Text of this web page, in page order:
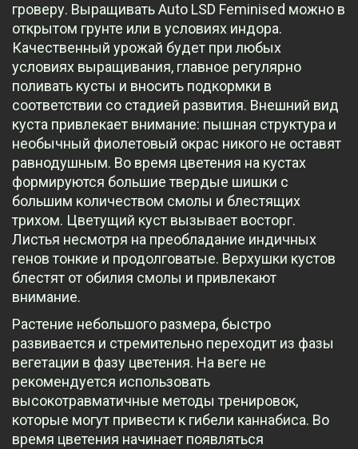
гроверу. Выращивать Auto LSD Feminised можно в
открытом грунте или в условиях индора.
Качественный урожай будет при любых
условиях выращивания, главное регулярно
поливать кусты и вносить подкормки в
соответствии со стадией развития. Внешний вид
куста привлекает внимание: пышная структура и
необычный фиолетовый окрас никого не оставят
равнодушным. Во время цветения на кустах
формируются большие твердые шишки с
большим количеством смолы и блестящих
трихом. Цветущий куст вызывает восторг.
Листья несмотря на преобладание индичных
генов тонкие и продолговатые. Верхушки кустов
блестят от обилия смолы и привлекают
внимание.
Растение небольшого размера, быстро
развивается и стремительно переходит из фазы
вегетации в фазу цветения. На веге не
рекомендуется использовать
высокотравматичные методы тренировок,
которые могут привести к гибели каннабиса. Во
время цветения начинает появляться